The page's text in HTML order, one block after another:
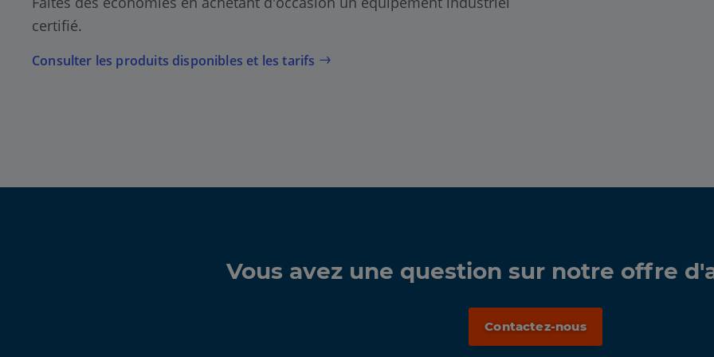
certifié.
Consulter les produits disponibles et les tarifs
Vous avez une question sur notre offre
Contactez-nous